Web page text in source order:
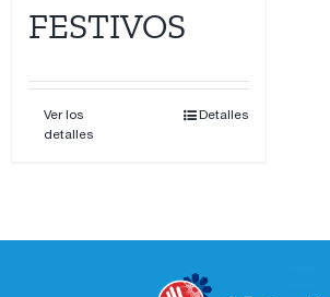
FESTIVOS
Ver los
detalles
Detalles